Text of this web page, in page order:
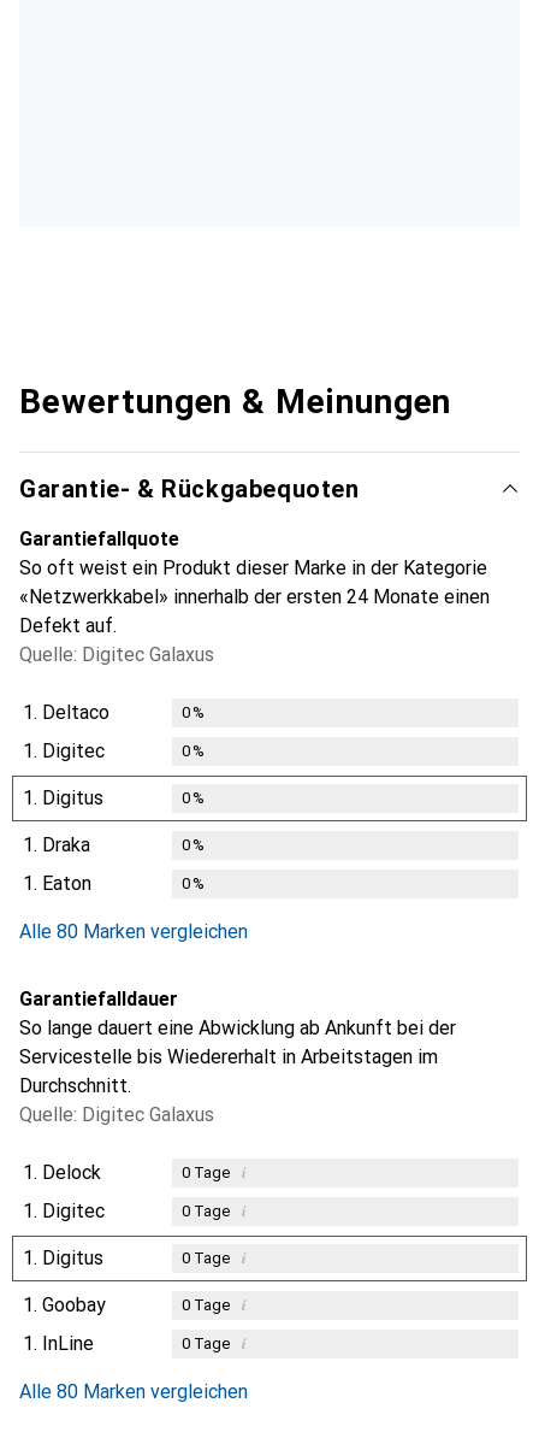
Bewertungen & Meinungen
Garantie- & Rückgabequoten
Garantiefallquote
So oft weist ein Produkt dieser Marke in der Kategorie
«Netzwerkkabel» innerhalb der ersten 24 Monate einen
Defekt auf.
Quelle: Digitec Galaxus
1. Deltaco 0%
1. Digitec 0%
1. Digitus 0%
1. Draka 0%
1. Eaton 0%
Alle 80 Marken vergleichen
Garantiefalldauer
So lange dauert eine Abwicklung ab Ankunft bei der
Servicestelle bis Wiedererhalt in Arbeitstagen im
Durchschnitt.
Quelle: Digitec Galaxus
1. Delock 0Tage i
1. Digitec 0Tage i
1. Digitus 0Tage i
1. Goobay 0Tage i
1. InLine 0Tage i
Alle 80 Marken vergleichen